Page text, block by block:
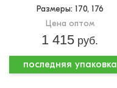
Размеры: 170, 176
Цена оптом
1 415 руб.
последняя упаковка